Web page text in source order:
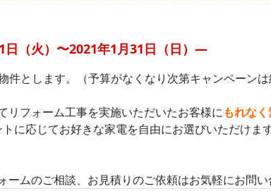
（火）〜2021年1月31日（日）—
件とします。（予算がなくなり次第キャンペーン
リフォーム工事を実施いただいたお客様にもれな
に応じてお好きな家電を自由にお選びいただけ
ームのご相談、お見積りのご依頼はお気軽にお問い